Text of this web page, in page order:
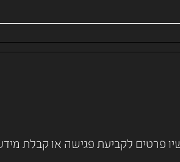
פרטים לקביעת פגישה או קבלת